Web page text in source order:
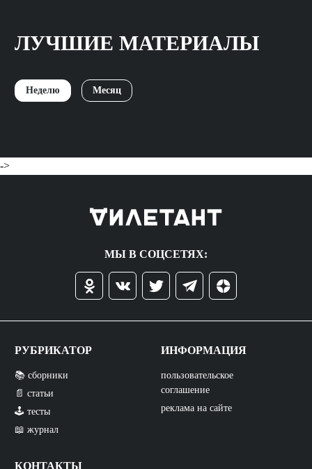
ЛУЧШИЕ МАТЕРИАЛЫ
Неделю Месяц
->
МЫ В СОЦСЕТЯХ:
РУБРИКАТОР
📚 сборники
📄 статьи
🕹️ тесты
📖 журнал
КОНТАКТЫ
ИНФОРМАЦИЯ
пользовательское
соглашение
реклама на сайте